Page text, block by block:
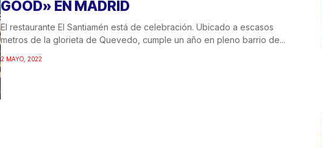
GOOD» EN MADRID
El restaurante El Santiamén está de celebración. Ubicado a escasos
metros de la glorieta de Quevedo, cumple un año en pleno barrio de...
2 MAYO, 2022